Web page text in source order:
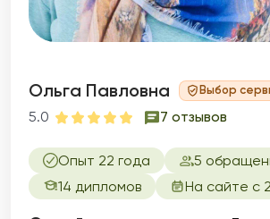
Ольга Павловна Выбор
5.0 7 отзывов
Опыт 22 года
5
14 дипломов
На сайте с